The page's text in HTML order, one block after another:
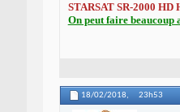
STARSAT SR-2000 HD
On peut faire beaucoup
18/02/2018, 23h53